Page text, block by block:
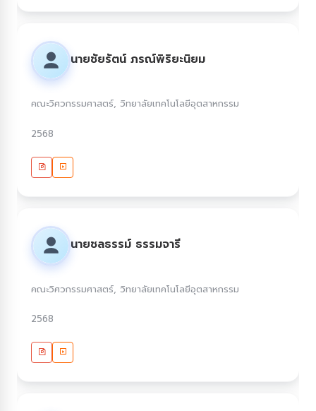
นายชัยรัตน์ ภรณ์พิริยะนิยม
คณะวิศวกรรมศาสตร์, วิทยาลัยเทคโนโลยีอุตสาหกรรม
2568
นายชลธรรม์ ธรรมจารี
คณะวิศวกรรมศาสตร์, วิทยาลัยเทคโนโลยีอุตสาหกรรม
2568